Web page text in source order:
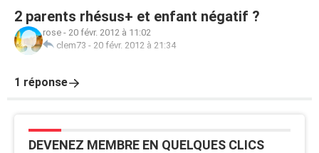
2 parents rhésus+ et enfant négatif ?
rose - 20 févr. 2012 à 11:02
clem73 - 20 févr. 2012 à 21:34
1 réponse
DEVENEZ MEMBRE EN QUELQUES CLICS